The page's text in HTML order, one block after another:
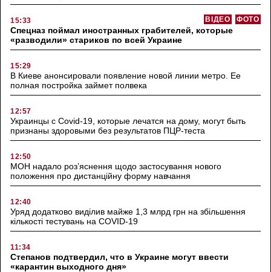
15:33 ФОТО
ВІДЕО
Спецназ поймал иностранных грабителей, которые
«разводили» стариков по всей Украине
15:29
В Киеве анонсировали появление новой линии метро. Ее
полная постройка займет полвека
12:57
Украинцы с Covid-19, которые лечатся на дому, могут быть
признаны здоровыми без результатов ПЦР-теста
12:50
МОН надало роз’яснення щодо застосування нового
положення про дистанційну форму навчання
12:40
Уряд додатково виділив майже 1,3 млрд грн на збільшення
кількості тестувань на COVID-19
11:34
Степанов подтвердил, что в Украине могут ввести
«карантин выходного дня»